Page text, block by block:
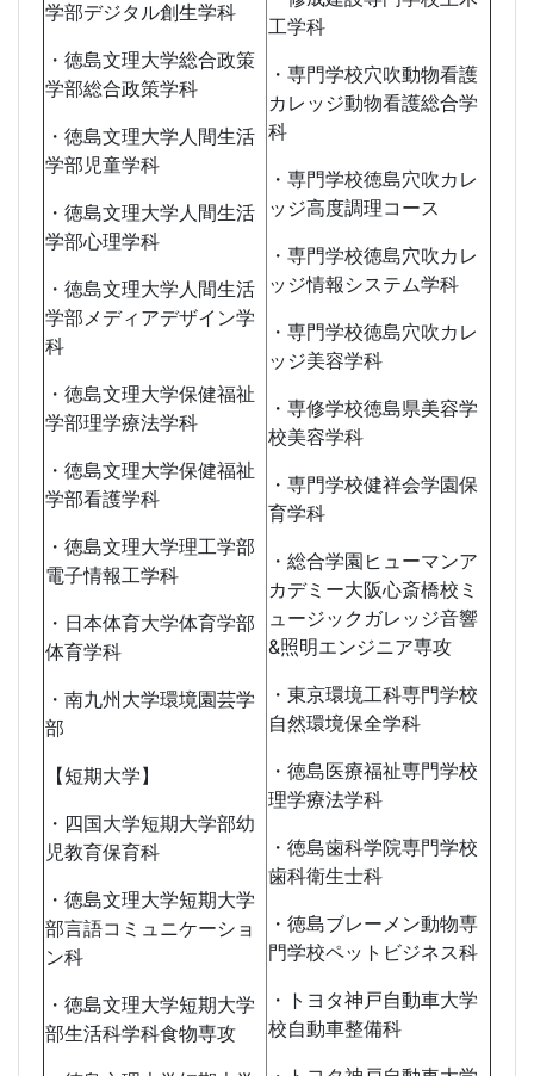
学部デジタル創生学科
・徳島文理大学総合政策
学部総合政策学科
・徳島文理大学人間生活
学部児童学科
・徳島文理大学人間生活
学部心理学科
・徳島文理大学人間生活
学部メディアデザイン学
科
・徳島文理大学保健福祉
学部理学療法学科
・徳島文理大学保健福祉
学部看護学科
・徳島文理大学理工学部
電子情報工学科
・日本体育大学体育学部
体育学科
・南九州大学環境園芸学
部
【短期大学】
・四国大学短期大学部幼
児教育保育科
・徳島文理大学短期大学
部言語コミュニケーショ
ン科
・徳島文理大学短期大学
部生活科学科食物専攻
工学科
・専門学校穴吹動物看護
カレッジ動物看護総合学
科
・専門学校徳島穴吹カレ
ッジ高度調理コース
・専門学校徳島穴吹カレ
ッジ情報システム学科
・専門学校徳島穴吹カレ
ッジ美容学科
・専修学校徳島県美容学
校美容学科
・専門学校健祥会学園保
育学科
・総合学園ヒューマンア
カデミー大阪心斎橋校ミ
ュージックガレッジ音響
&照明エンジニア専攻
・東京環境工科専門学校
自然環境保全学科
・徳島医療福祉専門学校
理学療法学科
・徳島歯科学院専門学校
歯科衛生士科
・徳島ブレーメン動物専
門学校ペットビジネス科
・トヨタ神戸自動車大学
校自動車整備科